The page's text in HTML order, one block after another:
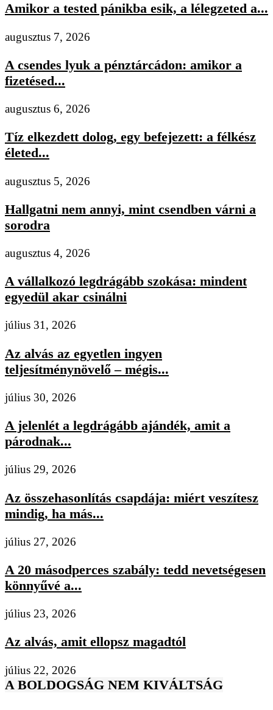
Amikor a tested pánikba esik, a lélegzeted a...
augusztus 7, 2026
A csendes lyuk a pénztárcádon: amikor a
fizetésed...
augusztus 6, 2026
Tíz elkezdett dolog, egy befejezett: a félkész
életed...
augusztus 5, 2026
Hallgatni nem annyi, mint csendben várni a
sorodra
augusztus 4, 2026
A vállalkozó legdrágább szokása: mindent
egyedül akar csinálni
július 31, 2026
Az alvás az egyetlen ingyen
teljesítménynövelő – mégis...
július 30, 2026
A jelenlét a legdrágább ajándék, amit a
párodnak...
július 29, 2026
Az összehasonlítás csapdája: miért veszítesz
mindig, ha más...
július 27, 2026
A 20 másodperces szabály: tedd nevetségesen
könnyűvé a...
július 23, 2026
Az alvás, amit ellopsz magadtól
július 22, 2026
A BOLDOGSÁG NEM KIVÁLTSÁG